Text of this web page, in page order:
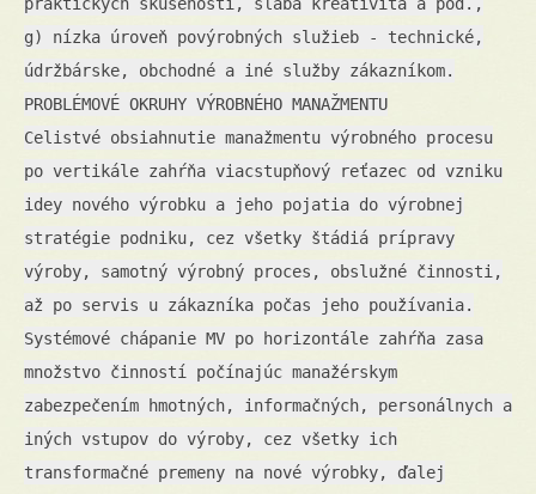
g) nízka úroveň povýrobných služieb - technické,
údržbárske, obchodné a iné služby zákazníkom.
PROBLÉMOVÉ OKRUHY VÝROBNÉHO MANAŽMENTU
Celistvé obsiahnutie manažmentu výrobného procesu
po vertikále zahŕňa viacstupňový reťazec od vzniku
idey nového výrobku a jeho pojatia do výrobnej
stratégie podniku, cez všetky štádiá prípravy
výroby, samotný výrobný proces, obslužné činnosti,
až po servis u zákazníka počas jeho používania.
Systémové chápanie MV po horizontále zahŕňa zasa
množstvo činností počínajúc manažérskym
zabezpečením hmotných, informačných, personálnych a
iných vstupov do výroby, cez všetky ich
transformačné premeny na nové výrobky, ďalej